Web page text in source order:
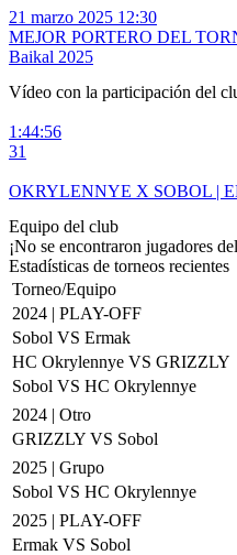
21 marzo 2025 12:30
MEJOR PORTERO DEL
Baikal 2025
Vídeo con la participación del
1:44:56
31
OKRYLENNYE X SOBOL |
Equipo del club
¡No se encontraron jugadores
Estadísticas de torneos recientes
Torneo/Equipo
2024 | PLAY-OFF
Sobol VS Ermak
HC Okrylennye VS GRIZZLY
Sobol VS HC Okrylennye
2024 | Otro
GRIZZLY VS Sobol
2025 | Grupo
Sobol VS HC Okrylennye
2025 | PLAY-OFF
Ermak VS Sobol